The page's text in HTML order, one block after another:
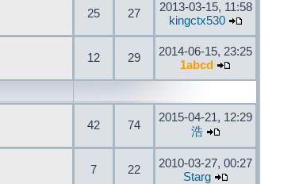
25 27
2013-03-15, 11:58
kingctx530
12 29
2014-06-15, 23:25
1abcd
42 74
2015-04-21, 12:29
浩
7 22
2010-03-27, 00:27
Starg